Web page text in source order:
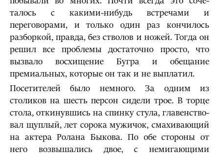
талось с какими-нибудь встречами и
переговорами, и только один раз кончилось
разборкой, правда, без стволов и ножей. Тогда он
решил все проблемы достаточно просто, что
вызвало восхищение Бугра и обе­щание
премиальных, которые он так и не выплатил.
Посетителей было немного. За одним из
столиков на шесть персон сидели трое. В торце
стола, откинувшись на спинку стула, главенство­
вал щуплый, лет сорока мужичок, смахивающий
на актера Ролана Быкова. По обе стороны от
него возвышались двое, с немигающими